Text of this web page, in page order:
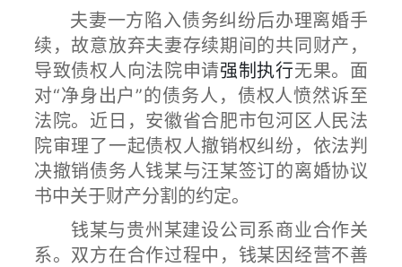
夫妻一方陷入债务纠纷后办理离婚手
续，故意放弃夫妻存续期间的共同财产，
导致债权人向法院申请强制执行无果。面
对“净身出户”的债务人，债权人愤然诉至
法院。近日，安徽省合肥市包河区人民法
院审理了一起债权人撤销权纠纷，依法判
决撤销债务人钱某与汪某签订的离婚协议
书中关于财产分割的约定。
钱某与贵州某建设公司系商业合作关
系。双方在合作过程中，钱某因经营不善